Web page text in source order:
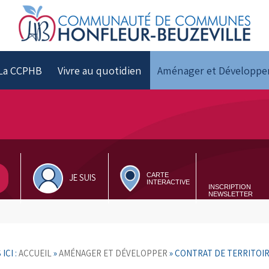
CCPHB Vivre au quotidien Aménager et
JE SUIS
CARTE
INTERACTIVE
INSCRIPTION
NEWSLETTER
ICI :ACCUEIL»AMÉNAGER ET DÉVELOPPER »CONTRAT DE